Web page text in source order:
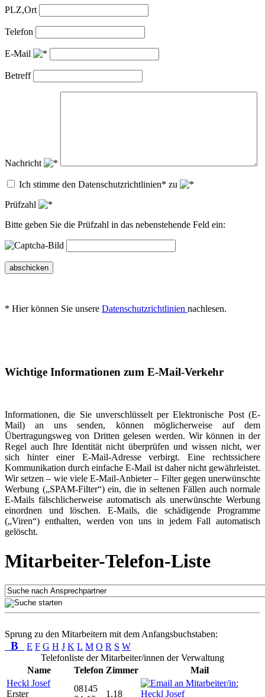
PLZ,Ort
Telefon
E-Mail
Betreff
Nachricht
Ich stimme den Datenschutzrichtlinien* zu
Prüfzahl
Bitte geben Sie die Prüfzahl in das nebenstehende Feld ein:
abschicken
* Hier können Sie unsere Datenschutzrichtlinien nachlesen.
Wichtige Informationen zum E-Mail-Verkehr
Informationen, die Sie unverschlüsselt per Elektronische Post (E-
Mail) an uns senden, können möglicherweise auf dem
Übertragungsweg von Dritten gelesen werden. Wir können in der
Regel auch Ihre Identität nicht überprüfen und wissen nicht, wer
sich hinter einer E-Mail-Adresse verbirgt. Eine rechtssichere
Kommunikation durch einfache E-Mail ist daher nicht gewährleistet.
Wir setzen – wie viele E-Mail-Anbieter – Filter gegen unerwünschte
Werbung („SPAM-Filter“) ein, die in seltenen Fällen auch normale
E-Mails fälschlicherweise automatisch als unerwünschte Werbung
einordnen und löschen. E-Mails, die schädigende Programme
(„Viren“) enthalten, werden von uns in jedem Fall automatisch
gelöscht.
Mitarbeiter-Telefon-Liste
Sprung zu den Mitarbeitern mit dem Anfangsbuchstaben:
B E F G H J K L M O R S W
Telefonliste der Mitarbeiter/innen der Verwaltung
Name
Telefon Zimmer
Mail
Heckl Josef
Erster
08145
1.18